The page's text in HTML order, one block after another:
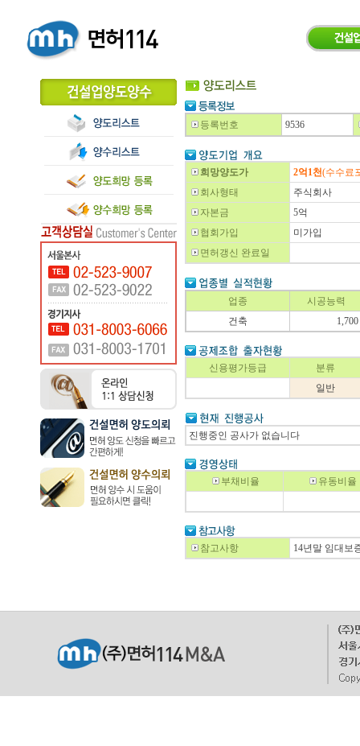
등록번호 9536
희망양도가 2억1천(수수료
회사형태
주식회사
자본금
5억
협회가입
미가입
면허갱신 완료일
업종
시공능력
건축
1,700
신용평가등급
분류
일반
진행중인 공사가 없습니다
부채비율 유동비율
참고사항 14년말 임대보